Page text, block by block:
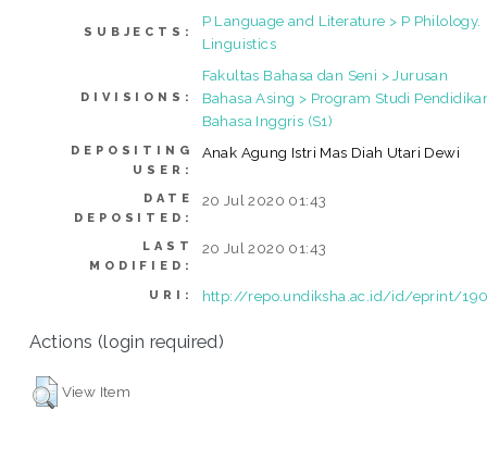
SUBJECTS:
P Language and Literature > P Philology.
Linguistics
DIVISIONS:
Fakultas Bahasa dan Seni > Jurusan
Bahasa Asing > Program Studi
Bahasa Inggris (S1)
DEPOSITING
USER:
Anak Agung Istri Mas Diah Utari Dewi
DATE
DEPOSITED:
20 Jul 2020 01:43
LAST
MODIFIED:
20 Jul 2020 01:43
URI: http://repo.undiksha.ac.id/id/eprint/
Actions (login required)
View Item